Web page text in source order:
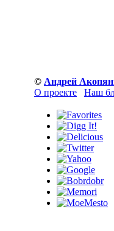
© Андрей
О проекте
Наш